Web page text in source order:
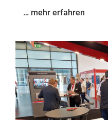
… mehr erfahren